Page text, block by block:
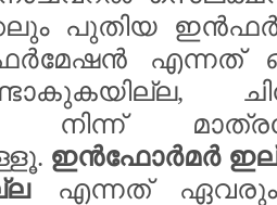
പുതിയ
എന്നത്
നിന്ന്
ഇന്‍ഫോര്‍മര്‍
എന്നത് ഏവരും